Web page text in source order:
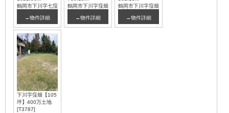
鶴岡市下川字七窪
→物件詳細
鶴岡市下川字窪畑
→物件詳細
鶴岡市下川字窪畑
→物件詳細
下川字窪畑【105
坪】400万土地
[T3787]